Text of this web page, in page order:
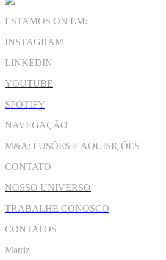
ESTAMOS ON EM:
INSTAGRAM
LINKEDIN
YOUTUBE
SPOTIFY
NAVEGAÇÃO
M&A: FUSÕES E AQUISIÇÕES
CONTATO
NOSSO UNIVERSO
TRABALHE CONOSCO
CONTATOS
Matriz